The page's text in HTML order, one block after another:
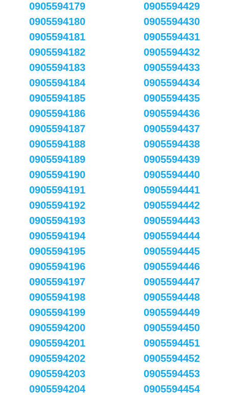
0905594179
0905594180
0905594181
0905594182
0905594183
0905594184
0905594185
0905594186
0905594187
0905594188
0905594189
0905594190
0905594191
0905594192
0905594193
0905594194
0905594195
0905594196
0905594197
0905594198
0905594199
0905594200
0905594201
0905594202
0905594203
0905594204
0905594429
0905594430
0905594431
0905594432
0905594433
0905594434
0905594435
0905594436
0905594437
0905594438
0905594439
0905594440
0905594441
0905594442
0905594443
0905594444
0905594445
0905594446
0905594447
0905594448
0905594449
0905594450
0905594451
0905594452
0905594453
0905594454